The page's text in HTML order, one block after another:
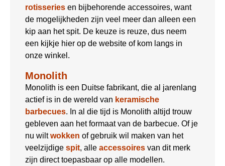
rotisseries en bijbehorende accessoires, want
de mogelijkheden zijn veel meer dan alleen een
kip aan het spit. De keuze is reuze, dus neem
een kijkje hier op de website of kom langs in
onze winkel.
Monolith
Monolith is een Duitse fabrikant, die al jarenlang
actief is in de wereld van keramische
barbecues. In al die tijd is Monolith altijd trouw
gebleven aan het formaat van de barbecue. Of je
nu wiltwokken of gebruik wil maken van het
veelzijdige spit, alle accessoires van dit merk
zijn direct toepasbaar op alle modellen.